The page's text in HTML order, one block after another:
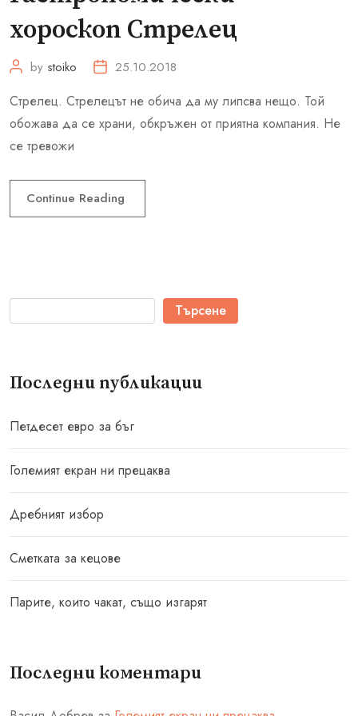
хороскоп Стрелец
by stoiko 25.10.2018
Стрелец. Стрелецът не обича да му липсва нещо. Той
обожава да се храни, обкръжен от приятна компания. Не
се тревожи
Continue Reading
Търсене
Последни публикации
Петдесет евро за бъг
Големият екран ни прецаква
Дребният избор
Сметката за кецове
Парите, които чакат, също изгарят
Последни коментари